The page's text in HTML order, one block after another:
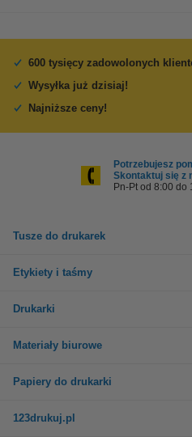
600 tysięcy zadowolonych
Wysyłka już dzisiaj!
Najniższe ceny!
Potrzebujesz
Skontaktuj się z
Pn-Pt od 8:00 do
Tusze do drukarek
Etykiety i taśmy
Drukarki
Materiały biurowe
Papiery do drukarki
123drukuj.pl